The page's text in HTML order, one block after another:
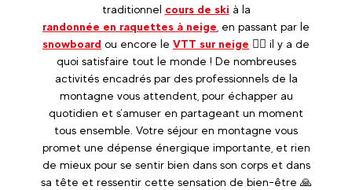
traditionnel cours de ski à la
randonnée en raquettes à neige, en passant par le
snowboard ou encore le VTT sur neige 🚴‍♂️ il y a de
quoi satisfaire tout le monde ! De nombreuses
activités encadrés par des professionnels de la
montagne vous attendent, pour échapper au
quotidien et s’amuser en partageant un moment
tous ensemble. Votre séjour en montagne vous
promet une dépense énergique importante, et rien
de mieux pour se sentir bien dans son corps et dans
sa tête et ressentir cette sensation de bien-être 🙏